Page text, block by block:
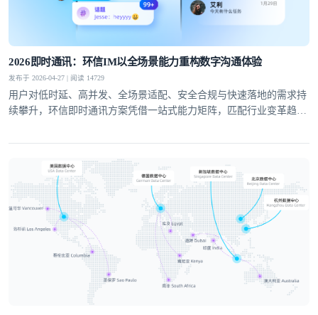
2026即时通讯：环信IM以全场景能力重构数字沟通体验
发布于 2026-04-27 | 阅读 14729
用户对低时延、高并发、全场景适配、安全合规与快速落地的需求持
续攀升，环信即时通讯方案凭借一站式能力矩阵，匹配行业变革趋
座。